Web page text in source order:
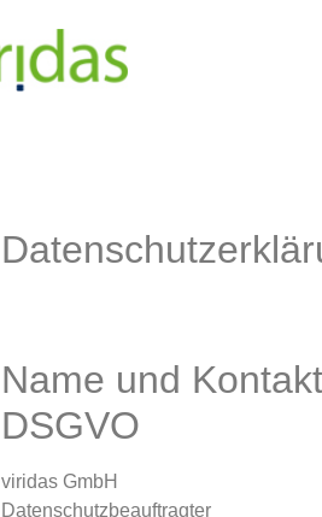
Name und
DSGVO
viridas GmbH
Datenschutzbeauftragter